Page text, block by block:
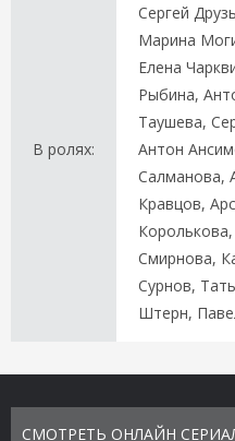
В ролях:
Сергей
Марина
Елена
Рыбина,
Таушева,
Антон
Салманова,
Кравцов,
Смирнова,
Сурнов,
Штерн,
СМОТРЕТЬ ОНЛАЙН